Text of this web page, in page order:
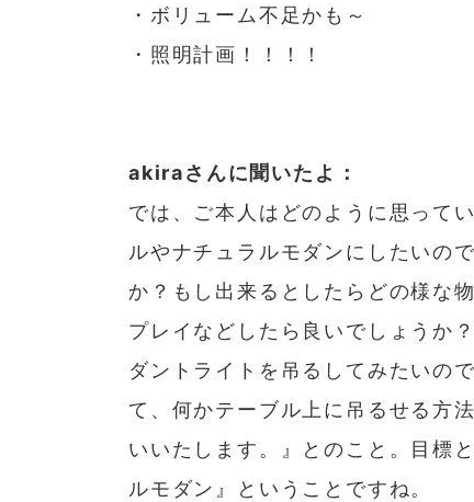
・ボリューム不足かも～
・照明計画！！！！
akiraさんに聞いたよ：
では、ご本人はどのように思って
ルやナチュラルモダンにしたいの
か？もし出来るとしたらどの様な
プレイなどしたら良いでしょうか
ダントライトを吊るしてみたいの
て、何かテーブル上に吊るせる方
いいたします。』とのこと。目標
ルモダン』ということですね。